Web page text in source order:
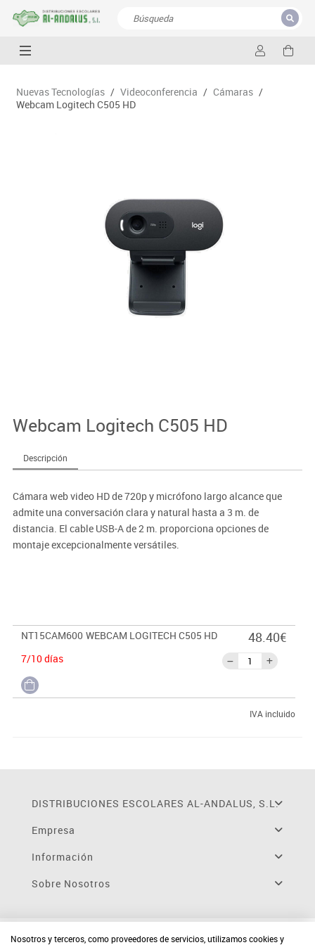
CERRAR
Nuevas Tecnologías / Videoconferencia / Cámaras /
Webcam Logitech C505 HD
Webcam Logitech C505 HD
Descripción
Cámara web video HD de 720p y micrófono largo alcance que
admite una conversación clara y natural hasta a 3 m. de
distancia. El cable USB-A de 2 m. proporciona opciones de
montaje excepcionalmente versátiles.
corrección de luz automática que se ajusta a la iluminación de su
espacio de reunión.
Audio claro y natural. El micrófono omnidireccional cuenta con
tecnología de reducción de ruido y está diseñado para admitir
NT15CAM600 WEBCAM LOGITECH C505 HD
7/10 días
48.40€
IVA incluido
DISTRIBUCIONES ESCOLARES AL-ANDALUS, S.L.
Empresa
Información
Sobre Nosotros
Nosotros y terceros, como proveedores de servicios, utilizamos cookies y